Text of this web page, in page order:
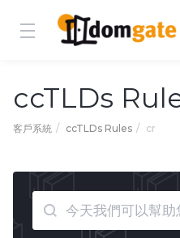
ccTLDs
客戶系統 ccTLDs Rules cr